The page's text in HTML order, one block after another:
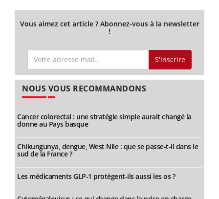
Vous aimez cet article ? Abonnez-vous à la newsletter
!
S'inscrire
NOUS VOUS RECOMMANDONS
Cancer colorectal : une stratégie simple aurait changé la
donne au Pays basque
Chikungunya, dengue, West Nile : que se passe-t-il dans le
sud de la France ?
Les médicaments GLP-1 protègent-ils aussi les os ?